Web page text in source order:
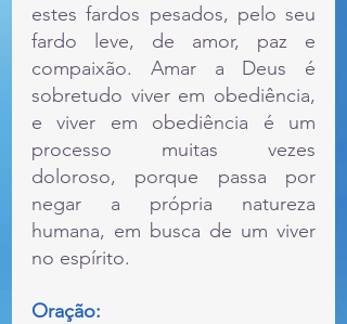
estes fardos pesados, pelo seu
fardo leve, de amor, paz e
compaixão. Amar a Deus é
sobretudo viver em obediência,
e viver em obediência é um
processo muitas vezes
doloroso, porque passa por
negar a própria natureza
humana, em busca de um viver
no espírito.
Oração: